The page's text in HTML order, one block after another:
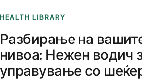
HEALTH LIBRARY
Разбирање на
нивоа: Нежен водич
управување со